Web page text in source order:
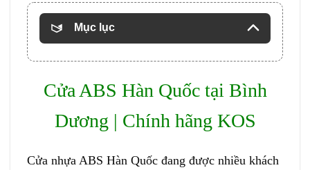
Mục lục
Cửa ABS Hàn Quốctại Bình
Dương | Chính hãng KOS
Cửa nhựa ABS Hàn Quốc đang được nhiều khách